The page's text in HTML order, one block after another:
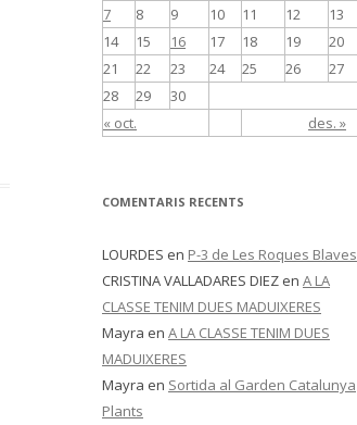
« oct. des. »
7
8 9 10 11 12
13
14
15 16 17 18 19
20
21
22 23 24 25 26
27
28
29 30
COMENTARIS RECENTS
LOURDES en P-3 de Les Roques Blaves
CRISTINA VALLADARES DIEZ en A LA
CLASSE TENIM DUES MADUIXERES
Mayra en A LA CLASSE TENIM DUES
MADUIXERES
Mayra en Sortida al Garden Catalunya
Plants